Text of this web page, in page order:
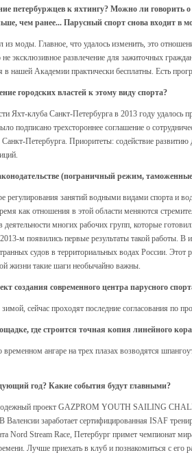
петербуржцев к яхтингу? Можно ли говорить
чем ранее... Парусный спорт снова входит в
из моды. Главное, что удалось изменить, это
не эксклюзивное развлечение для зажиточных
в нашей Академии практически бесплатны. Есть
городских властей к этому виду спорта?
Яхт-клуба Санкт-Петербурга в 2013 году удалось
подписано трехстороннее соглашение о
Петербурга. Приоритеты: содействие развитию
(пограничный режим,
регулирования занятий водными видами спорта и
как отношения в этой области меняются
деятельности многих рабочих групп, которые
м появились первые результаты такой работы.
судов в территориальных водах России. Этот
жизни такие шаги необычайно важны.
создания современного центра парусного
сейчас проходят последние согласования по
где строится точная копия линейного
ангаре на трех плазах возводятся
год? Какие события будут главными?
проект GAZPROM YOUTH SAILING
Валенсии заработает сертифицированная ISAF
Nord Stream Race, Петербург примет чемпионат
Лучше приехать в клуб и познакомиться с его